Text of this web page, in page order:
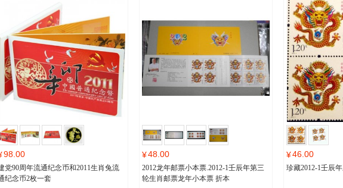
98.00
党90周年流通纪念币和2011生肖兔流
纪念币2枚一套
¥48.00
2012龙年邮票小本票.2012-1壬辰年第三
轮生肖邮票龙年小本票 折本
¥46.00
珍藏2012-1壬辰